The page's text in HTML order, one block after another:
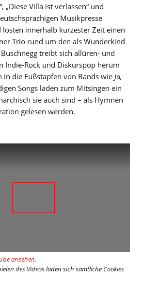
„Diese Villa ist verlassen“ und
Musikpresse
innerhalb kürzester Zeit einen
Trio rund um den als Wunderkind
treibt sich allüren- und
Indie-Rock und Diskurspop herum
die Fußstapfen von Bands wie Ja,
Songs laden zum Mitsingen ein
sie auch sind – als Hymnen
gelesen werden.
ansehen.
des Videos laden sich sämtliche Cookies